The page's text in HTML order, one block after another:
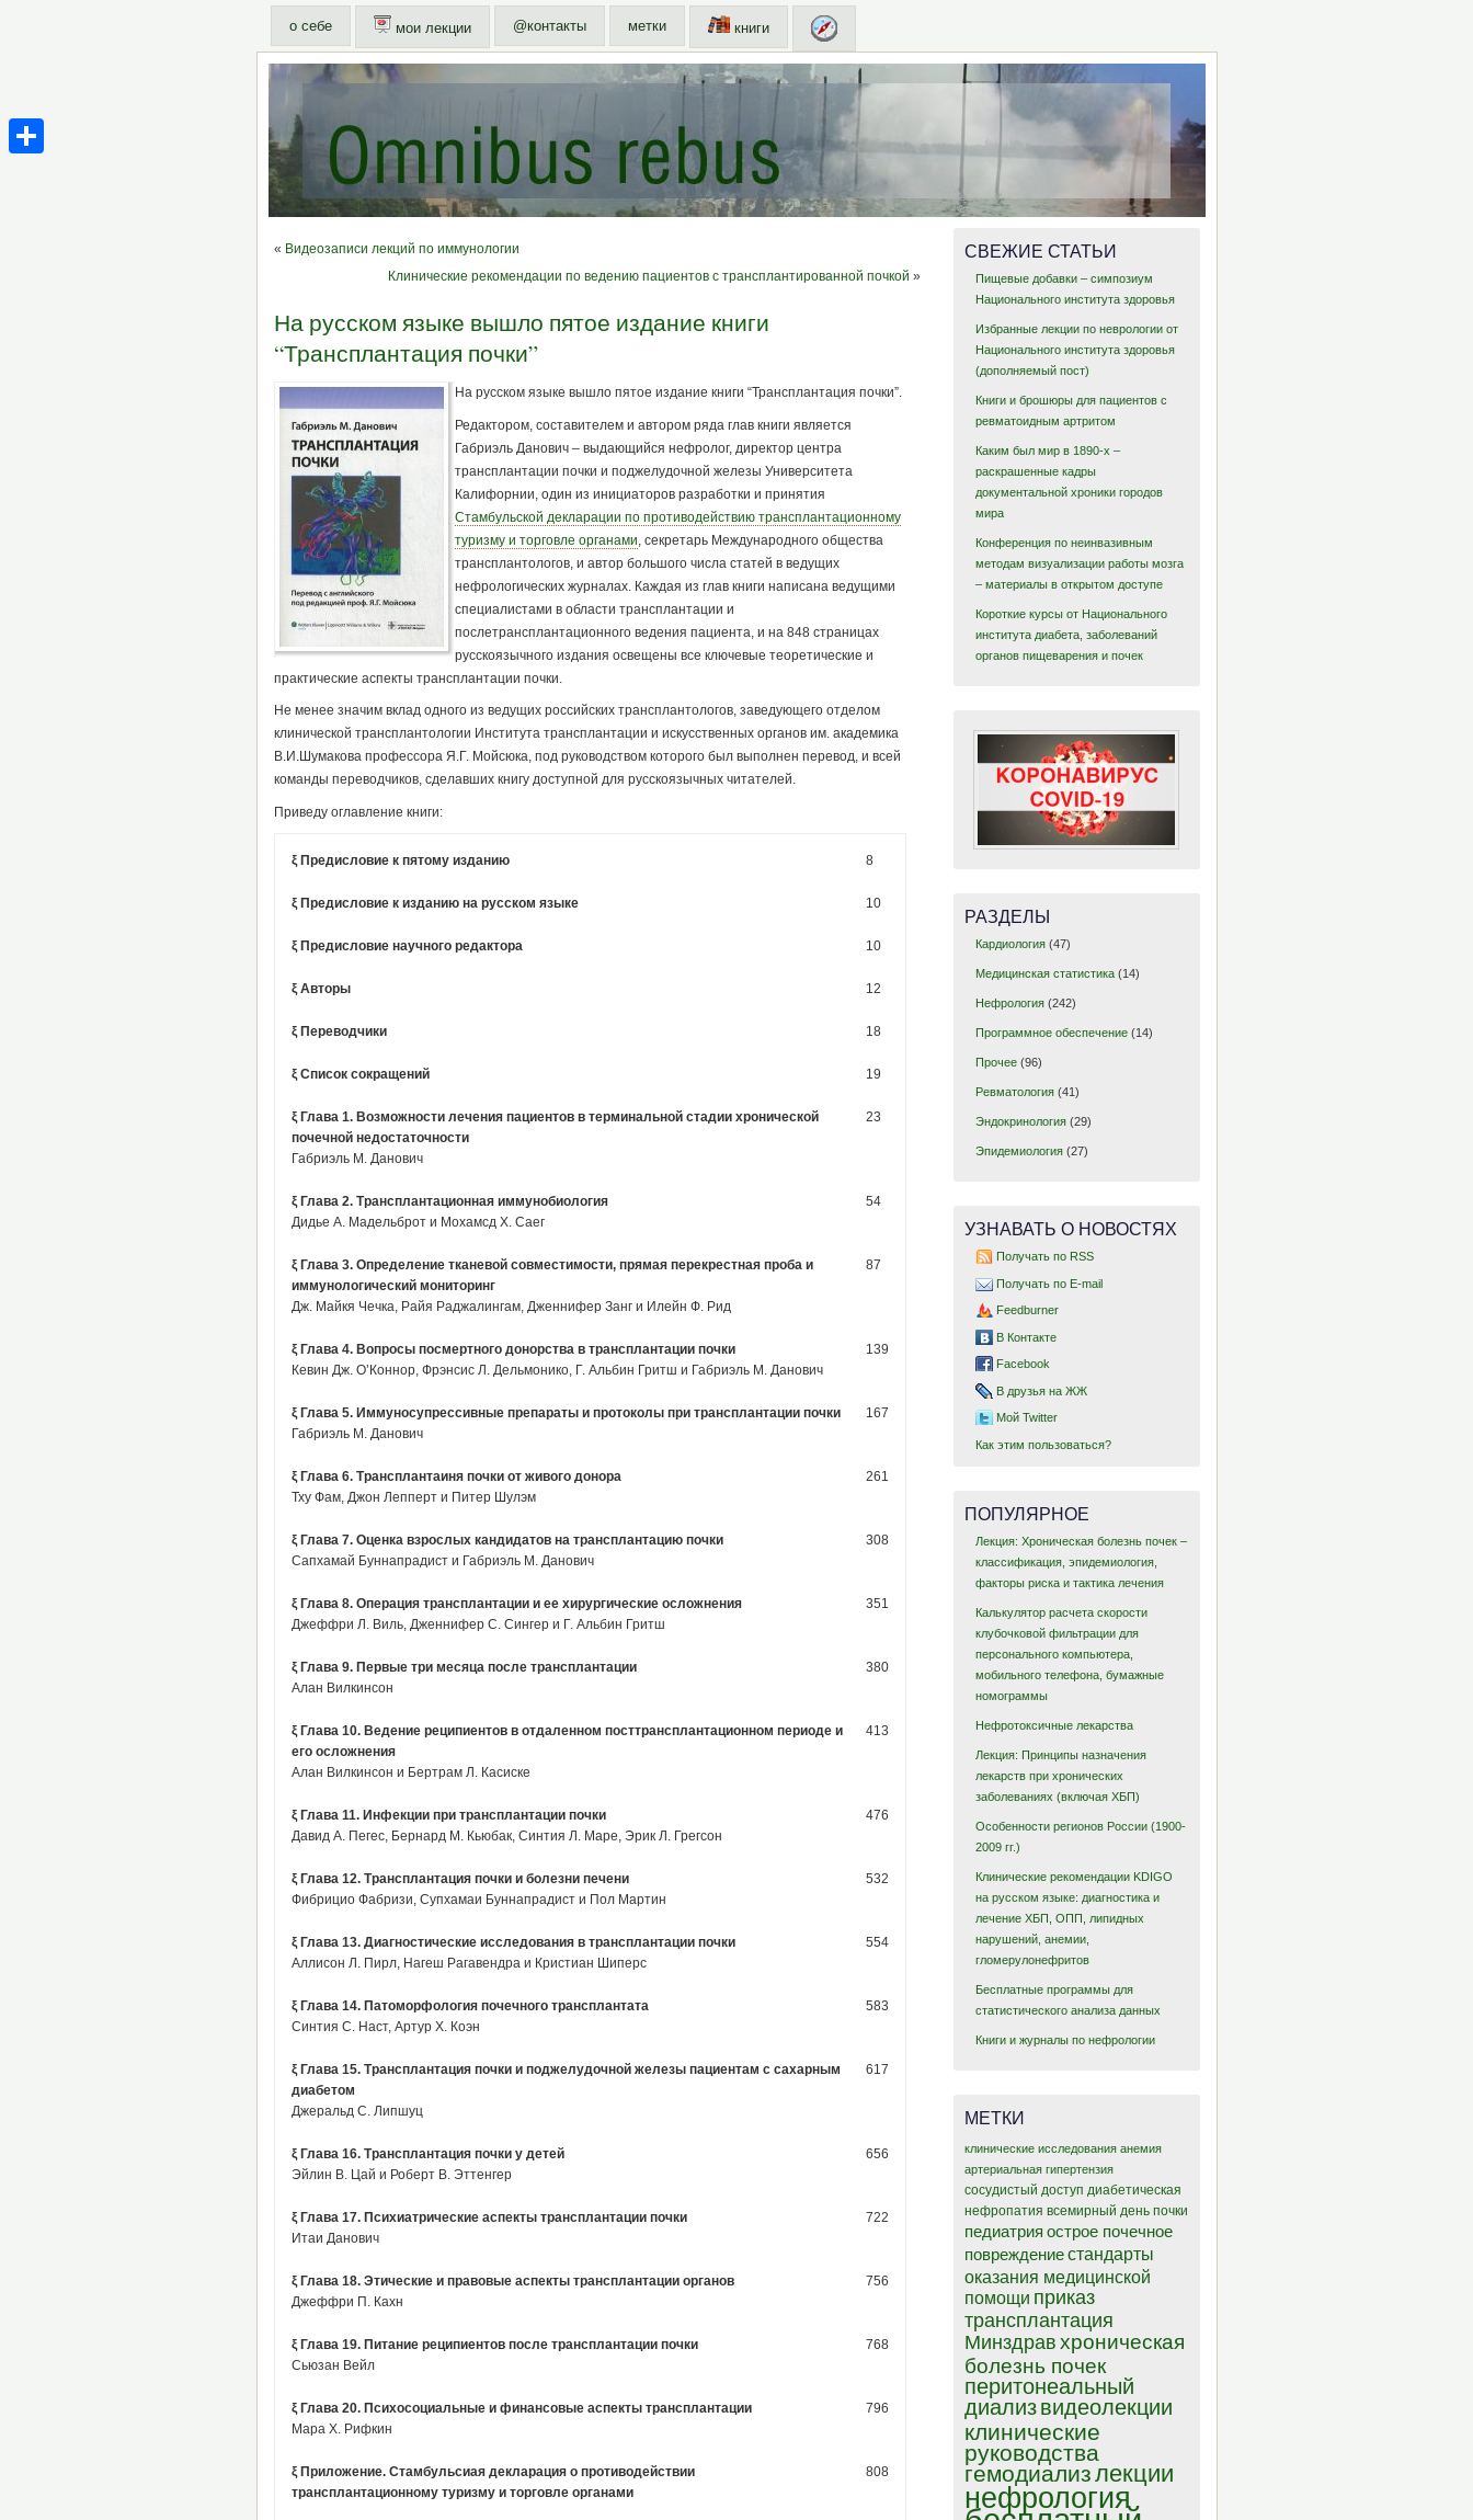
о себе мои лекции @контакты метки книги
« Видеозаписи лекций по иммунологии
Клинические рекомендации по ведению пациентов с трансплантированной почкой »
На русском языке вышло пятое издание книги
“Трансплантация почки”
На русском языке вышло пятое издание книги “Трансплантация почки”.
Редактором, составителем и автором ряда глав книги является
Габриэль Данович – выдающийся нефролог, директор центра
трансплантации почки и поджелудочной железы Университета
Калифорнии, один из инициаторов разработки и принятия
Стамбульской декларации по противодействию трансплантационному
туризму и торговле органами, секретарь Международного общества
трансплантологов, и автор большого числа статей в ведущих
нефрологических журналах. Каждая из глав книги написана ведущими
специалистами в области трансплантации и
послетрансплантационного ведения пациента, и на 848 страницах
русскоязычного издания освещены все ключевые теоретические и
практические аспекты трансплантации почки.
Не менее значим вклад одного из ведущих российских трансплантологов, заведующего отделом
клинической трансплантологии Института трансплантации и искусственных органов им. академика
В.И.Шумакова профессора Я.Г. Мойсюка, под руководством которого был выполнен перевод, и всей
команды переводчиков, сделавших книгу доступной для русскоязычных читателей.
Приведу оглавление книги:
ξ Предисловие к пятому изданию 8
ξ Предисловие к изданию на русском языке 10
ξ Предисловие научного редактора 10
ξ Авторы 12
ξ Переводчики 18
ξ Список сокращений 19
ξ Глава 1. Возможности лечения пациентов в терминальной стадии хронической
почечной недостаточности
Габриэль М. Данович
23
ξ Глава 2. Трансплантационная иммунобиология
Дидье А. Мадельброт и Мохамсд X. Саег
54
ξ Глава 3. Определение тканевой совместимости, прямая перекрестная проба и
иммунологический мониторинг
Дж. Майкя Чечка, Райя Раджалингам, Дженнифер Занг и Илейн Ф. Рид
87
ξ Глава 4. Вопросы посмертного донорства в трансплантации почки
Кевин Дж. О’Коннор, Фрэнсис Л. Дельмонико, Г. Альбин Гритш и Габриэль М. Данович
139
ξ Глава 5. Иммуносупрессивные препараты и протоколы при трансплантации почки
Габриэль М. Данович
167
ξ Глава 6. Трансплантаиня почки от живого донора
Тху Фам, Джон Лепперт и Питер Шулэм
261
ξ Глава 7. Оценка взрослых кандидатов на трансплантацию почки
Сапхамай Буннапрадист и Габриэль М. Данович
308
ξ Глава 8. Операция трансплантации и ее хирургические осложнения
Джеффри Л. Виль, Дженнифер С. Сингер и Г. Альбин Гритш
351
ξ Глава 9. Первые три месяца после трансплантации
Алан Вилкинсон
380
ξ Глава 10. Ведение реципиентов в отдаленном посттрансплантационном периоде и
его осложнения
Алан Вилкинсон и Бертрам Л. Касиске
413
ξ Глава 11. Инфекции при трансплантации почки
Давид А. Пегес, Бернард М. Кьюбак, Синтия Л. Маре, Эрик Л. Грегсон
476
ξ Глава 12. Трансплантация почки и болезни печени
Фибрицио Фабризи, Супхамаи Буннапрадист и Пол Мартин
532
ξ Глава 13. Диагностические исследования в трансплантации почки
Аллисон Л. Пирл, Нагеш Рагавендра и Кристиан Шиперс
554
ξ Глава 14. Патоморфология почечного трансплантата
Синтия С. Наст, Артур X. Коэн
583
ξ Глава 15. Трансплантация почки и поджелудочной железы пациентам с сахарным
диабетом
Джеральд С. Липшуц
617
ξ Глава 16. Трансплантация почки у детей
Эйлин В. Цай и Роберт В. Эттенгер
656
ξ Глава 17. Психиатрические аспекты трансплантации почки
Итаи Данович
722
ξ Глава 18. Этические и правовые аспекты трансплантации органов
Джеффри П. Кахн
756
ξ Глава 19. Питание реципиентов после трансплантации почки
Сьюзан Вейл
768
ξ Глава 20. Психосоциальные и финансовые аспекты трансплантации
Мара X. Рифкин
796
ξ Приложение. Стамбульсиая декларация о противодействии
трансплантационному туризму и торговле органами
808
СВЕЖИЕ СТАТЬИ
Пищевые добавки – симпозиум
Национального института здоровья
Избранные лекции по неврологии от
Национального института здоровья
(дополняемый пост)
Книги и брошюры для пациентов с
ревматоидным артритом
Каким был мир в 1890-х –
раскрашенные кадры
документальной хроники городов
мира
Конференция по неинвазивным
методам визуализации работы мозга
– материалы в открытом доступе
Короткие курсы от Национального
института диабета, заболеваний
органов пищеварения и почек
РАЗДЕЛЫ
Кардиология (47)
Медицинская статистика (14)
Нефрология (242)
Программное обеспечение (14)
Прочее (96)
Ревматология (41)
Эндокринология (29)
Эпидемиология (27)
УЗНАВАТЬ О НОВОСТЯХ
Получать по RSS
Получать по E-mail
Feedburner
В Контакте
Facebook
В друзья на ЖЖ
Мой Twitter
Как этим пользоваться?
ПОПУЛЯРНОЕ
Лекция: Хроническая болезнь почек –
классификация, эпидемиология,
факторы риска и тактика лечения
Калькулятор расчета скорости
клубочковой фильтрации для
персонального компьютера,
мобильного телефона, бумажные
номограммы
Нефротоксичные лекарства
Лекция: Принципы назначения
лекарств при хронических
заболеваниях (включая ХБП)
Особенности регионов России (1900-
2009 гг.)
Клинические рекомендации KDIGO
на русском языке: диагностика и
лечение ХБП, ОПП, липидных
нарушений, анемии,
гломерулонефритов
Бесплатные программы для
статистического анализа данных
Книги и журналы по нефрологии
МЕТКИ
клинические исследования анемия
артериальная гипертензия
сосудистый доступ диабетическая
нефропатия всемирный день почки
педиатрия острое почечное
повреждение стандарты
оказания медицинской
помощи приказ
трансплантация
Минздрав хроническая
болезнь почек
перитонеальный
диализ видеолекции
клинические
руководства
гемодиализлекции
нефрология